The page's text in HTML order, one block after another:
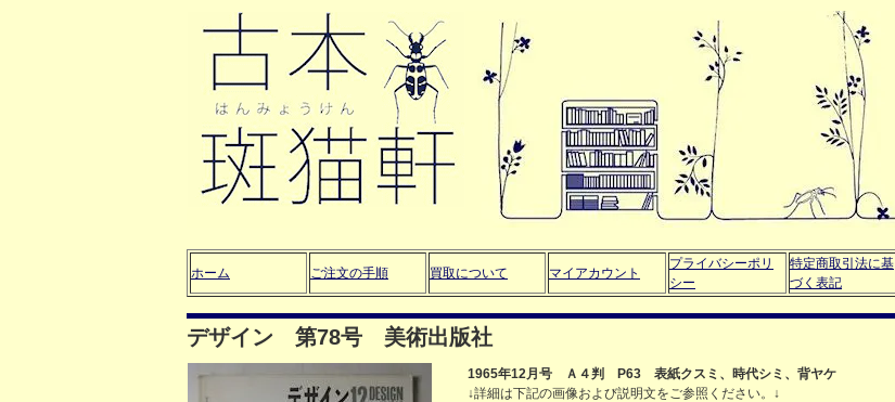
ホーム ご注文の手順 買取について マイアカウント
プライバシーポリ
シー
特定商取引法に基
づく表記
デザイン 第78号 美術出版社
1965年12月号 Ａ４判 P63 表紙クスミ、時代シミ、背ヤケ
↓詳細は下記の画像および説明文をご参照ください。↓